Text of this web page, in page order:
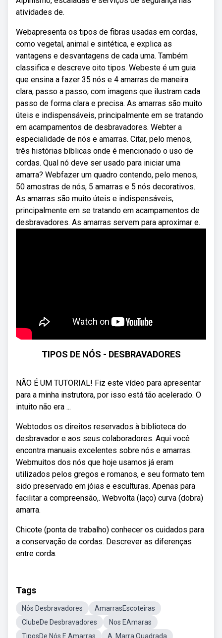
atividades de.
Webapresenta os tipos de fibras usadas em cordas,
como vegetal, animal e sintética, e explica as
vantagens e desvantagens de cada uma. Também
classifica e descreve oito tipos. Webeste é um guia
que ensina a fazer 35 nós e 4 amarras de maneira
clara, passo a passo, com imagens que ilustram cada
passo de forma clara e precisa. As amarras são muito
úteis e indispensáveis, principalmente em se tratando
em acampamentos de desbravadores. Webter a
especialidade de nós e amarras. Citar, pelo menos,
três histórias bíblicas onde é mencionado o uso de
cordas. Qual nó deve ser usado para iniciar uma
amarra? Webfazer um quadro contendo, pelo menos,
50 amostras de nós, 5 amarras e 5 nós decorativos.
As amarras são muito úteis e indispensáveis,
principalmente em se tratando em acampamentos de
desbravadores. As amarras servem para aproximar e.
TIPOS DE NÓS - DESBRAVADORES
NÃO É UM TUTORIAL! Fiz este vídeo para apresentar
para a minha instrutora, por isso está tão acelerado. O
intuito não era ...
Webtodos os direitos reservados à biblioteca do
desbravador e aos seus colaboradores. Aqui você
encontra manuais excelentes sobre nós e amarras.
Webmuitos dos nós que hoje usamos já eram
utilizados pelos gregos e romanos, e seu formato tem
sido preservado em jóias e esculturas. Apenas para
facilitar a compreensão,. Webvolta (laço) curva (dobra)
amarra.
Chicote (ponta de trabalho) conhecer os cuidados para
a conservação de cordas. Descrever as diferenças
entre corda.
Tags
Nós Desbravadores
AmarrasEscoteiras
ClubeDe Desbravadores
Nos EAmaras
TiposDe Nós E Amarras
A. Marra Quadrada